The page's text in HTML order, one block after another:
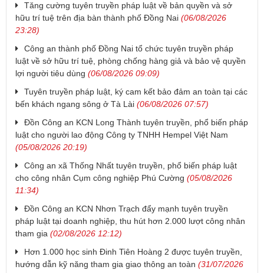
Tăng cường tuyên truyền pháp luật về bản quyền và sở
hữu trí tuệ trên địa bàn thành phố Đồng Nai (06/08/2026
23:28)
Công an thành phố Đồng Nai tổ chức tuyên truyền pháp
luật về sở hữu trí tuệ, phòng chống hàng giả và bảo vệ quyền
lợi người tiêu dùng (06/08/2026 09:09)
Tuyên truyền pháp luật, ký cam kết bảo đảm an toàn tại các
bến khách ngang sông ở Tà Lài (06/08/2026 07:57)
Đồn Công an KCN Long Thành tuyên truyền, phổ biến pháp
luật cho người lao động Công ty TNHH Hempel Việt Nam
(05/08/2026 20:19)
Công an xã Thống Nhất tuyên truyền, phổ biến pháp luật
cho công nhân Cụm công nghiệp Phú Cường (05/08/2026
11:34)
Đồn Công an KCN Nhơn Trạch đẩy mạnh tuyên truyền
pháp luật tại doanh nghiệp, thu hút hơn 2.000 lượt công nhân
tham gia (02/08/2026 12:12)
Hơn 1.000 học sinh Đinh Tiên Hoàng 2 được tuyên truyền,
hướng dẫn kỹ năng tham gia giao thông an toàn (31/07/2026